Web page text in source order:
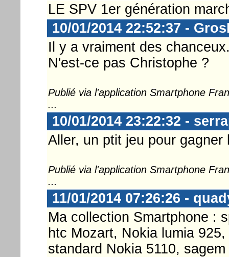
LE SPV 1er génération
10/01/2014 22:52:37 -
Il y a vraiment des
N'est-ce pas Christophe ?
Publié via l'application Smartphone
...
10/01/2014 23:22:32 -
Aller, un ptit jeu pour
Publié via l'application Smartphone
...
11/01/2014 07:26:26 -
Ma collection Smartphone :
htc Mozart, Nokia lumia
standard Nokia 5110,